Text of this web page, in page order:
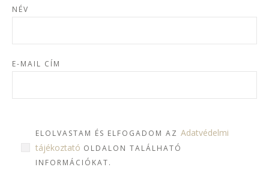
NÉV
E-MAIL CÍM
ELOLVASTAM ÉS ELFOGADOM AZ Adatvédelmi
tájékoztató OLDALON TALÁLHATÓ
INFORMÁCIÓKAT.